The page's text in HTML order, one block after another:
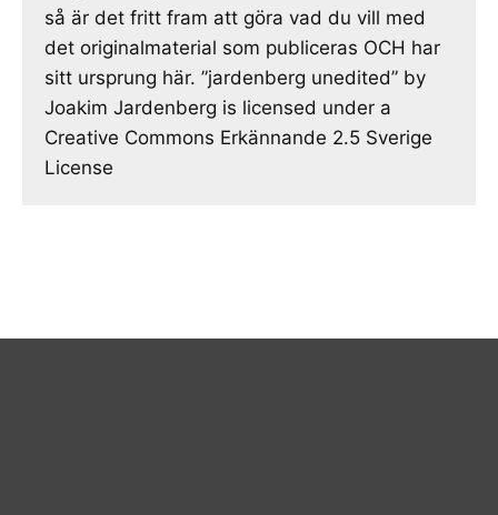
så är det fritt fram att göra vad du vill med
det originalmaterial som publiceras OCH har
sitt ursprung här. ”jardenberg unedited” by
Joakim Jardenberg is licensed under a
Creative Commons Erkännande 2.5 Sverige
License